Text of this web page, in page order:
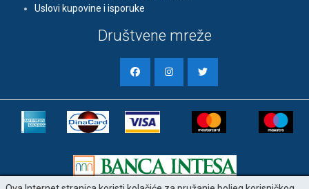
Uslovi kupovine i isporuke
Društvene mreže